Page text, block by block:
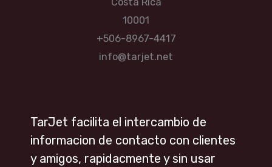
Costa Rica
10001
+506-8967-4417
info@tarjet.net
TarJet facilita el intercambio de
informacion de contacto con clientes
y amigos, rapidacmente y sin usar